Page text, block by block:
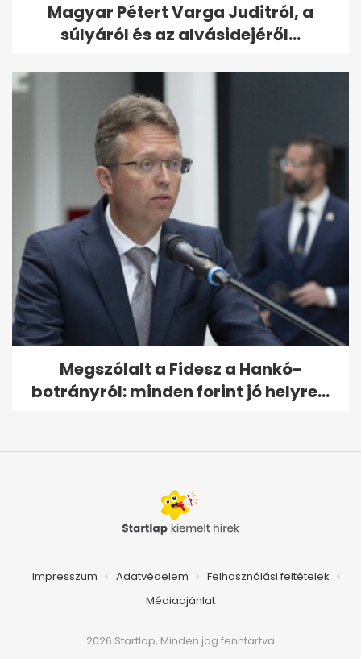
Magyar Pétert Varga Juditról, a
súlyáról és az alvásidejéről...
Megszólalt a Fidesz a Hankó-
botrányról: minden forint jó helyre...
Impresszum Adatvédelem
Felhasználási feltételek
Médiaajánlat
2026 Startlap, Minden jog fenntartva